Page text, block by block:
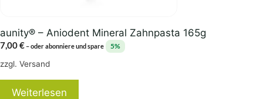
aunity® – Aniodent Mineral Zahnpasta 165g
7,00€ –oder abonniere und spare 5%
zzgl. Versand
Weiterlesen